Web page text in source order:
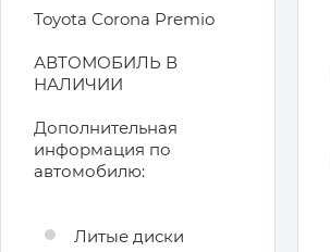
Toyota Corona Premio
АВТОМОБИЛЬ В
НАЛИЧИИ
Дополнительная
информация по
автомобилю:
Литые диски